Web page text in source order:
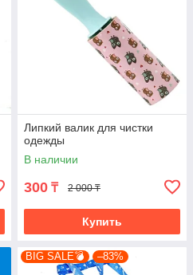
Липкий валик для чистки
одежды
В наличии
300 ₸ 2 000 ₸
Купить
BIG SALE💣 –83%